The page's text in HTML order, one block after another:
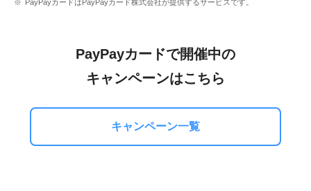
PayPayカードはPayPayカード株式会社が提供するサービスです。
PayPayカードで開催中の
キャンペーンはこちら
キャンペーン一覧